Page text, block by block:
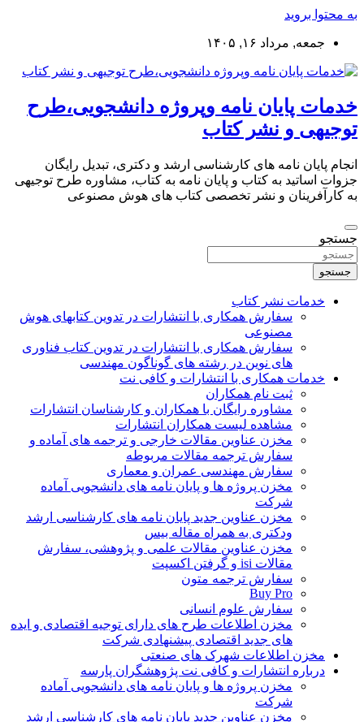
به محتوا بروید
جمعه, مرداد ۱۶, ۱۴۰۵
خدمات پایان نامه وپروژه دانشجویی،طرح
توجیهی و نشر کتاب
انجام پایان نامه های کارشناسی ارشد و دکتری، تبدیل رایگان
جزوات اساتید به کتاب و پایان نامه به کتاب، مشاوره طرح توجیهی
به کارآفرینان و نشر تخصصی کتاب های هوش مصنوعی
جستجو
جستجو
خدمات نشر کتاب
سفارش همکاری با انتشارات در تدوین کتابهای هوش
مصنوعی
سفارش همکاری با انتشارات در تدوین کتاب فناوری
های نوین در رشته های گوناگون مهندسی
خدمات همکاری با انتشارات و کافی نت
ثبت نام همکاران
مشاوره رایگان با همکاران و کارشناسان انتشارات
مشاهده لیست همکاران انتشارات
مخزن عناوین مقالات خارجی و ترجمه های آماده و
سفارش ترجمه مقالات مربوطه
سفارش مهندسی عمران و معماری
مخزن پروژه ها و پایان نامه های دانشجویی آماده
شرکت
مخزن عناوین جدید پایان نامه های کارشناسی ارشد
ودکتری به همراه مقاله بیس
مخزن عناوین مقالات علمی و پژوهشی، سفارش
مقالات isi و گرفتن اکسپت
سفارش ترجمه متون
Buy Pro
سفارش علوم انسانی
مخزن اطلاعات طرح های دارای توجیه اقتصادی و ایده
های جدید اقتصادی پیشنهادی شرکت
مخزن اطلاعات شهرک های صنعتی
درباره انتشارات و کافی نت پژوهشگران پارسه
مخزن پروژه ها و پایان نامه های دانشجویی آماده
شرکت
مخزن عناوین جدید پایان نامه های کارشناسی ارشد